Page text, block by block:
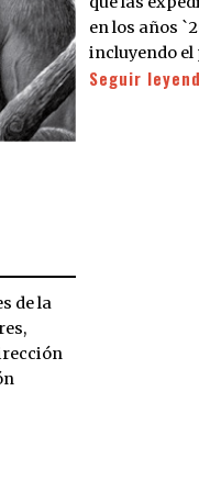
de la
en los años
incluyendo
Seguir